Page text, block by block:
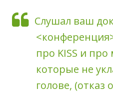
Слушал ваш
про KISS и
которые не
голове, (отказ